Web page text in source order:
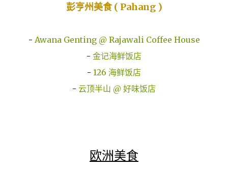
彭亨州美食 ( Pahang )
- Awana Genting @ Rajawali Coffee House
- 金记海鲜饭店
- 126 海鲜饭店
- 云顶半山 @ 好味饭店
欧洲美食